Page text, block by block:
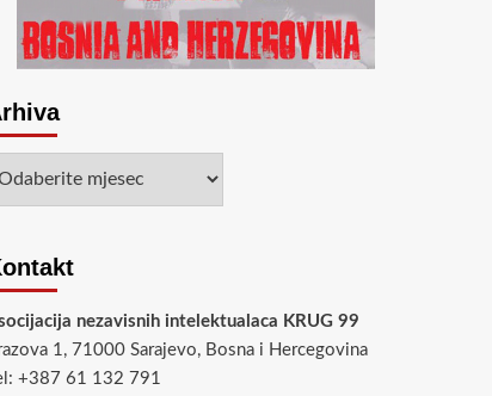
nezavisnih intelektualaca KRUG 99
1, 71000 Sarajevo, Bosna i Hercegovina
+387 61 132 791